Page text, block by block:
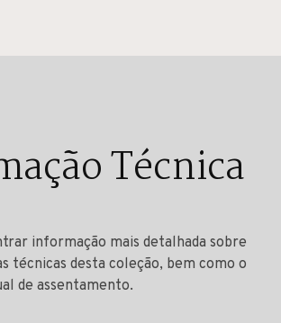
Técnica
informação mais detalhada sobre
técnicas desta coleção, bem como o
de assentamento.